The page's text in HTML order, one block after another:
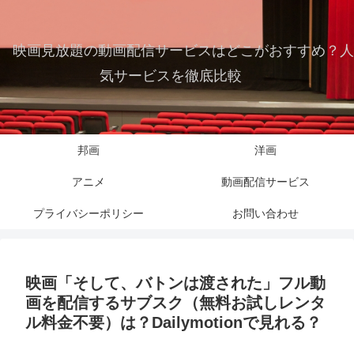
映画見放題の動画配信サービスはどこがおすすめ？人
気サービスを徹底比較
邦画 洋画
アニメ 動画配信サービス
プライバシーポリシー お問い合わせ
映画「そして、バトンは渡された」フル動
画を配信するサブスク（無料お試しレンタ
ル料金不要）は？Dailymotionで見れる？